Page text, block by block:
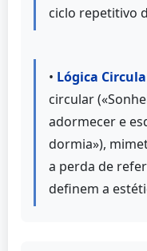
ciclo repetitivo
• Lógica
circular
adormecer e
dormia»),
a perda de
definem a